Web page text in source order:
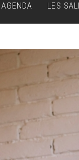
AGENDA LES